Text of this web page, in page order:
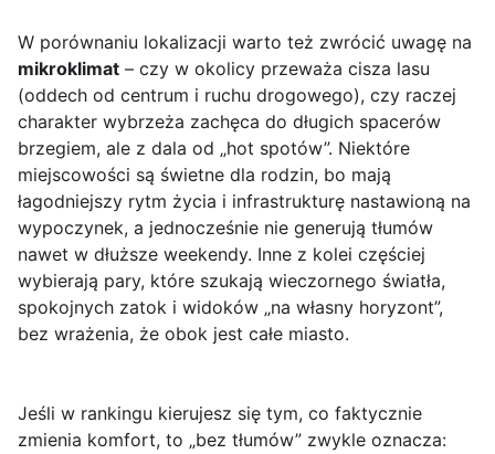
W porównaniu lokalizacji warto też zwrócić uwagę na
mikroklimat – czy w okolicy przeważa cisza lasu
(oddech od centrum i ruchu drogowego), czy raczej
charakter wybrzeża zachęca do długich spacerów
brzegiem, ale z dala od „hot spotów”. Niektóre
miejscowości są świetne dla rodzin, bo mają
łagodniejszy rytm życia i infrastrukturę nastawioną na
wypoczynek, a jednocześnie nie generują tłumów
nawet w dłuższe weekendy. Inne z kolei częściej
wybierają pary, które szukają wieczornego światła,
spokojnych zatok i widoków „na własny horyzont”,
bez wrażenia, że obok jest całe miasto.
Jeśli w rankingu kierujesz się tym, co faktycznie
zmienia komfort, to „bez tłumów” zwykle oznacza: